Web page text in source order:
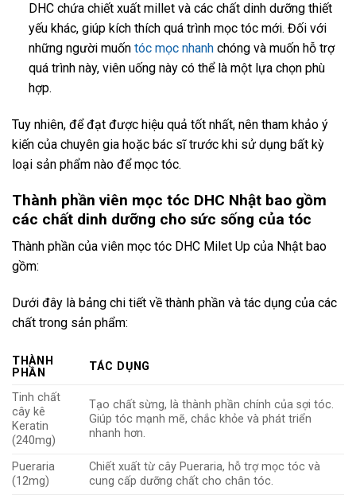
DHC chứa chiết xuất millet và các chất dinh dưỡng thiết
yếu khác, giúp kích thích quá trình mọc tóc mới. Đối với
những người muốn tóc mọc nhanhchóng và muốn hỗ trợ
quá trình này, viên uống này có thể là một lựa chọn phù
hợp.
Tuy nhiên, để đạt được hiệu quả tốt nhất, nên tham khảo ý
kiến của chuyên gia hoặc bác sĩ trước khi sử dụng bất kỳ
loại sản phẩm nào để mọc tóc.
Thành phần viên mọc tóc DHC Nhật bao gồm
các chất dinh dưỡng cho sức sống của tóc
Thành phần của viên mọc tóc DHC Milet Up của Nhật bao
gồm:
Dưới đây là bảng chi tiết về thành phần và tác dụng của các
chất trong sản phẩm:
THÀNH
PHẦN
TÁC DỤNG
Tinh chất
cây kê
Keratin
(240mg)
Tạo chất sừng, là thành phần chính của sợi tóc.
Giúp tóc mạnh mẽ, chắc khỏe và phát triển
nhanh hơn.
Pueraria
(12mg)
Chiết xuất từ cây Pueraria, hỗ trợ mọc tóc và
cung cấp dưỡng chất cho chân tóc.